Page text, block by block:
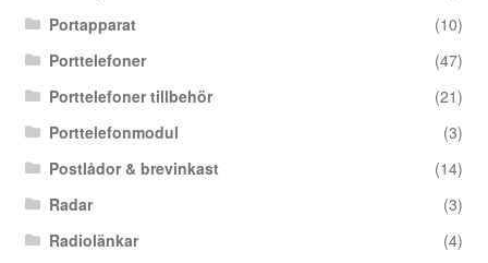
Portapparat
(10)
Porttelefoner
(47)
Porttelefoner tillbehör
(21)
Porttelefonmodul
(3)
Postlådor & brevinkast
(14)
Radar
(3)
Radiolänkar
(4)